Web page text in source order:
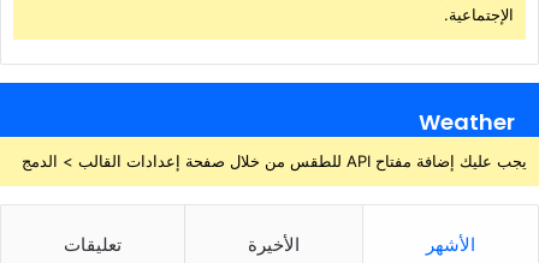
الإجتماعية.
Weather
يجب عليك إضافة مفتاح API للطقس من خلال صفحة إعدادات القالب > الدمج
الأشهر الأخيرة تعليقات